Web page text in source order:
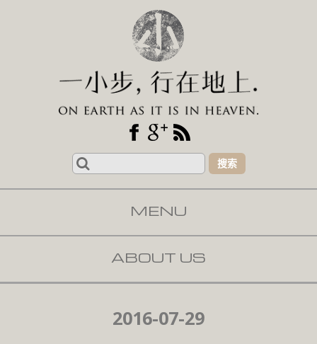
Search
for:
MENU
SKIP TO CONTENT
ABOUT US
2016-07-29